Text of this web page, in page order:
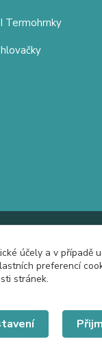
Termohrnky
účely a v případě
preferencí
stránek.